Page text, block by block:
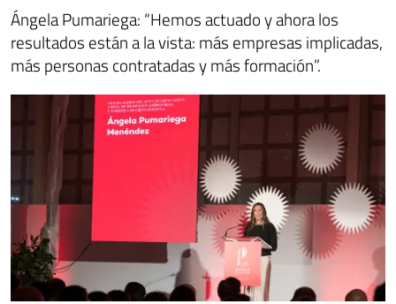
Ángela Pumariega: “Hemos actuado y ahora los
resultados están a la vista: más empresas implicadas,
más personas contratadas y más formación”.